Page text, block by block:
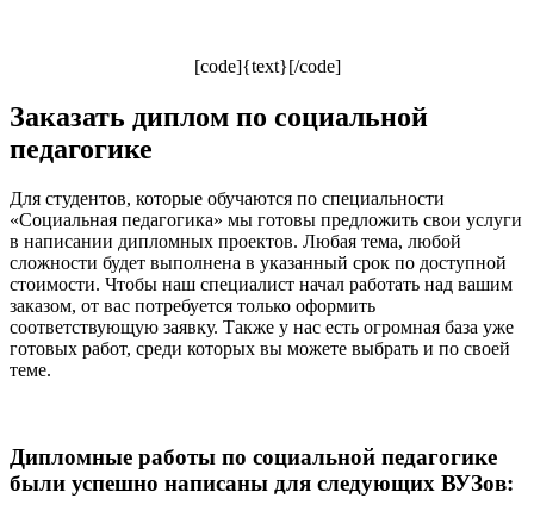
[code]{text}[/code]
Заказать диплом по социальной
педагогике
Для студентов, которые обучаются по специальности
«Социальная педагогика» мы готовы предложить свои услуги
в написании дипломных проектов. Любая тема, любой
сложности будет выполнена в указанный срок по доступной
стоимости. Чтобы наш специалист начал работать над вашим
заказом, от вас потребуется только оформить
соответствующую заявку. Также у нас есть огромная база уже
готовых работ, среди которых вы можете выбрать и по своей
теме.
Дипломные работы по социальной педагогике
были успешно написаны для следующих ВУЗов: